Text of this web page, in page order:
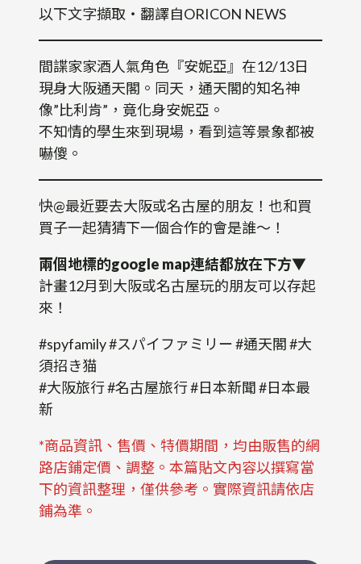
以下文字擷取・翻譯自ORICON NEWS
間諜家家酒人氣角色『安妮亞』在12/13日
現身大阪通天閣。同天，通天閣的知名神
像”比利肯”，竟化身安妮亞。
不知情的學生來到現場，看到這等景象都被
嚇傻。
快@最近要去大阪或名古屋的朋友！也和買
買子一起猜猜下一個合作的會是誰～！
兩個地標的google map連結都放在下方▼
計畫12月到大阪或名古屋玩的朋友可以存起
來！
#spyfamily #スパイファミリー #通天閣 #大
須招き猫
#大阪旅行 #名古屋旅行 #日本新聞 #日本最
新
*商品資訊、售價、特價期間，均由販售的網
路店鋪定價、調整。本篇貼文內容以撰寫當
下的資訊整理，僅供參考。實際資訊請依店
鋪為準。